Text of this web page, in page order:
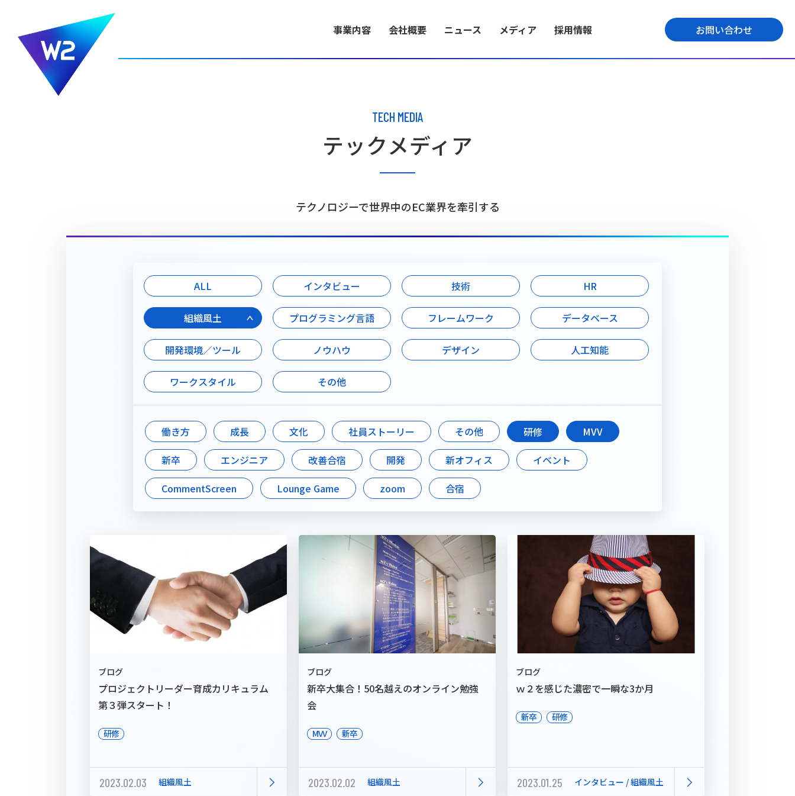
事業内容 会社概要 ニュース メディア 採用情報 お問い合わせ
事業内容
役員紹介 受賞歴
W２のカルチャー
W2株式会社のカルチャーをご紹介しま
す。
TECH MEDIA
テックメディア
テクノロジーで世界中のEC業界を牽引する
ALL インタビュー 技術 HR
組織風土 プログラミング言語 フレームワーク データベース
開発環境／ツール ノウハウ デザイン 人工知能
ワークスタイル その他
働き方 成長 文化 社員ストーリー その他 研修
MVV
新卒
エンジニア 改善合宿 開発 新オフィス
イベント
CommentScreen
Lounge Game zoom 合宿
ブログ
プロジェクトリーダー育成カリキュラム
第３弾スタート！
研修
2023.02.03 組織風土
ブログ
新卒大集合！50名越えのオンライン勉強
会
MVV 新卒
2023.02.02 組織風土
ブログ
ｗ２を感じた濃密で一瞬な3か月
新卒 研修
2023.01.25 インタビュー / 組織風土